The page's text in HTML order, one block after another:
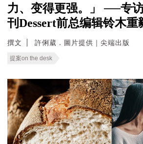
力、变得更强。」 ──专
刊Dessert前总编辑铃木重
撰文 許俐葳．圖片提供｜尖端出版
提案on the desk